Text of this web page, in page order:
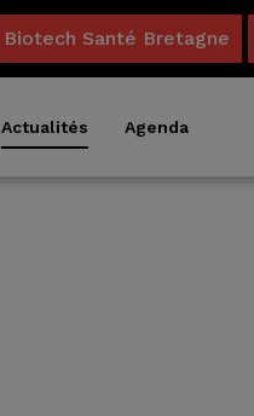
Biotech Santé Bretagne
Actualités Agenda